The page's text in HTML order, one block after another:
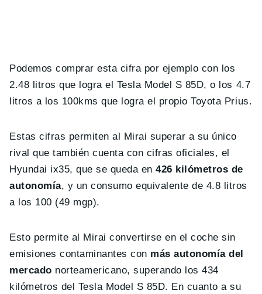
Podemos comprar esta cifra por ejemplo con los
2.48 litros que logra el Tesla Model S 85D, o los 4.7
litros a los 100kms que logra el propio Toyota Prius.
Estas cifras permiten al Mirai superar a su único
rival que también cuenta con cifras oficiales, el
Hyundai ix35, que se queda en 426 kilómetros de
autonomía, y un consumo equivalente de 4.8 litros
a los 100 (49 mgp).
Esto permite al Mirai convertirse en el coche sin
emisiones contaminantes con más autonomía del
mercado norteamericano, superando los 434
kilómetros del Tesla Model S 85D. En cuanto a su